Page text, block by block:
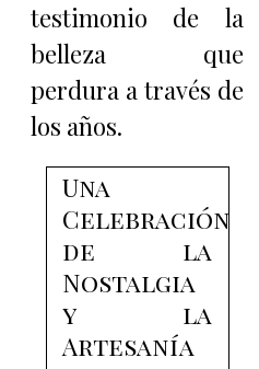
testimonio de la
belleza que
perdura a través de
los años.
Una
Celebración
de la
Nostalgia
y la
Artesanía